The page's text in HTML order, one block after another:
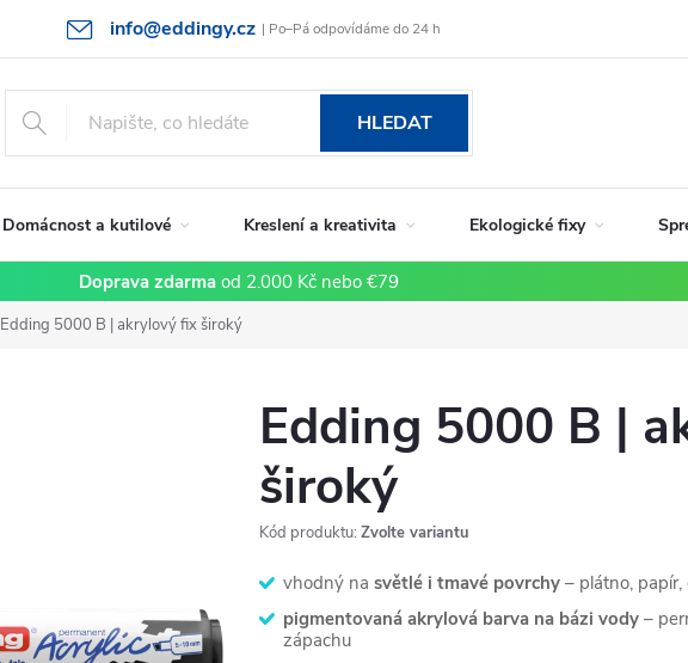
info@eddingy.cz | Po–Pá odpovídáme do 24 h
Rady a tipy Vrácení zboží a reklamace Obchodní podmínky
HLEDAT
Domácnost a kutilové Kreslení a kreativita Ekologické fixy
Doprava zdarma od 2.000 Kč nebo €79
Edding 5000 B | akrylový fix široký
Edding 5000 B |
široký
Kód produktu: Zvolte variantu
vhodný na světlé i tmavé povrchy – plátno,
pigmentovaná akrylová barva na bázi vody –
zápachu